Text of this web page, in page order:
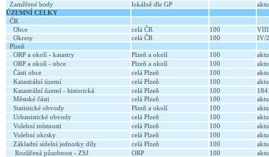
Zaměřené body
lokálně dle GP
ÚZEMNÍ CELKY
ČR
Obce
celá ČR 100
Okresy
celá ČR 100
IV/
Plzeň
ORP a okolí - katastry
Plzeň a okolí 100
ORP a okolí - obce
Plzeň a okolí 100
Části obce
celá Plzeň 100
Katastrální území
celá Plzeň 100
Katastrální území - historická
celá Plzeň 100
Městské části
celá Plzeň 100
Statistické obvody
Plzeň a okolí 100
Urbanistické obvody
celá Plzeň 100
Volební místnosti
celá Plzeň 100
Volební okrsky
celá Plzeň 100
Základní sídelní jednotky díly
celá Plzeň 100
Rozšířená působnost - ZSJ
ORP 100